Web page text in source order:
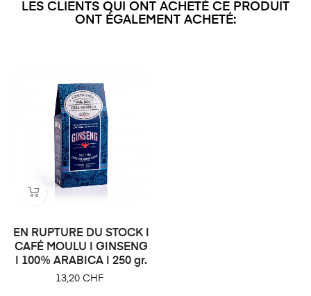
LES CLIENTS QUI ONT ACHETÉ CE PRODUIT
ONT ÉGALEMENT ACHETÉ:
EN RUPTURE DU STOCK |
CAFÉ MOULU | GINSENG
| 100% ARABICA | 250 gr.
Prix
13,20 CHF